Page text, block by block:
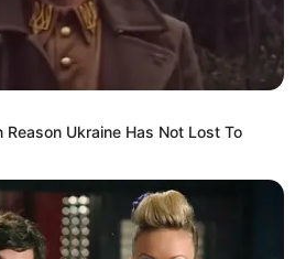
Várkonyi
többet ért a
és a tartásom
Ukraine Has Not Lost To